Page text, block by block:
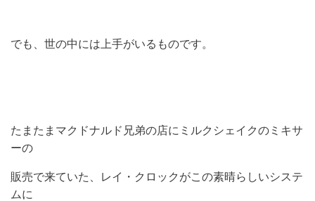
でも、世の中には上手がいるものです。
たまたまマクドナルド兄弟の店にミルクシェイクのミキサ
ーの
販売で来ていた、レイ・クロックがこの素晴らしいシステ
ムに